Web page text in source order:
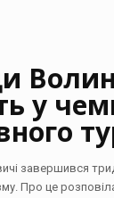
у
завершився
Про це